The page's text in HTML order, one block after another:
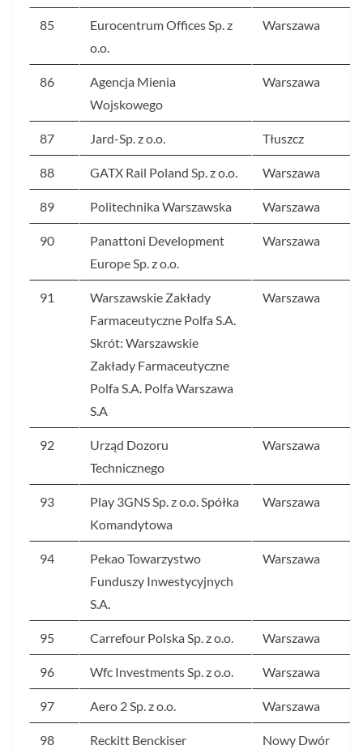
85
Eurocentrum Offices Sp. z
o.o.
Warszawa
86
Agencja Mienia
Wojskowego
Warszawa
87 Jard-Sp. z o.o. Tłuszcz
88 GATX Rail Poland Sp. z o.o. Warszawa
89 Politechnika Warszawska Warszawa
90
Panattoni Development
Europe Sp. z o.o.
Warszawa
91
Warszawskie Zakłady
Farmaceutyczne Polfa S.A.
Skrót: Warszawskie
Zakłady Farmaceutyczne
Polfa S.A. Polfa Warszawa
S.A
Warszawa
92
Urząd Dozoru
Technicznego
Warszawa
93
Play 3GNS Sp. z o.o. Spółka
Komandytowa
Warszawa
94
Pekao Towarzystwo
Funduszy Inwestycyjnych
S.A.
Warszawa
95 Carrefour Polska Sp. z o.o. Warszawa
96 Wfc Investments Sp. z o.o. Warszawa
97 Aero 2 Sp. z o.o. Warszawa
98
Reckitt Benckiser
Nowy Dwór